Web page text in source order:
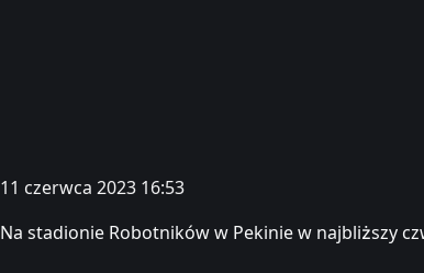
11 czerwca 2023 16:53
Na stadionie Robotników w Pekinie w najbliższy